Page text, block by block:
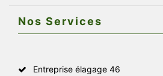
Nos Services
Entreprise élagage 46